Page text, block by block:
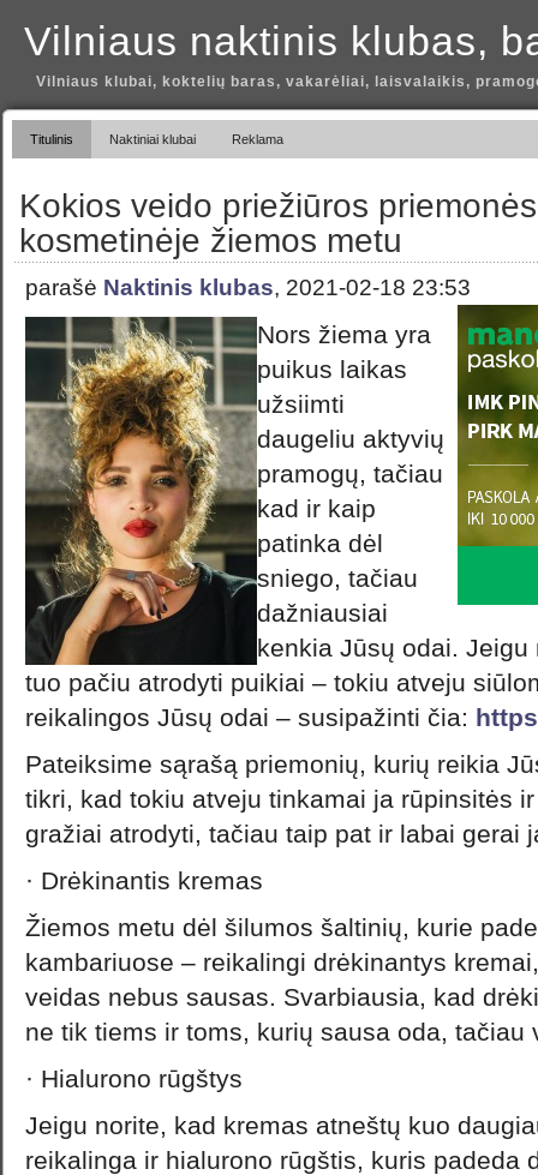
Vilniaus naktinis klubas,
Vilniaus klubai, koktelių baras, vakarėliai, laisvalaikis,
Titulinis Naktiniai klubai Reklama
Kokios veido priežiūros
kosmetinėje žiemos metu
parašė Naktinis klubas, 2021-02-18 23:53
Nors žiema yra
puikus laikas
užsiimti
daugeliu aktyvių
pramogų, tačiau
kad ir kaip
patinka dėl
sniego, tačiau
dažniausiai
kenkia Jūsų odai.
tuo pačiu atrodyti puikiai – tokiu atveju
reikalingos Jūsų odai – susipažinti čia:
Pateiksime sąrašą priemonių, kurių reikia
tikri, kad tokiu atveju tinkamai ja rūpinsitės
gražiai atrodyti, tačiau taip pat ir labai gerai
· Drėkinantis kremas
Žiemos metu dėl šilumos šaltinių, kurie
kambariuose – reikalingi drėkinantys
veidas nebus sausas. Svarbiausia, kad
ne tik tiems ir toms, kurių sausa oda, tačiau
· Hialurono rūgštys
Jeigu norite, kad kremas atneštų kuo
reikalinga ir hialurono rūgštis, kuris padeda